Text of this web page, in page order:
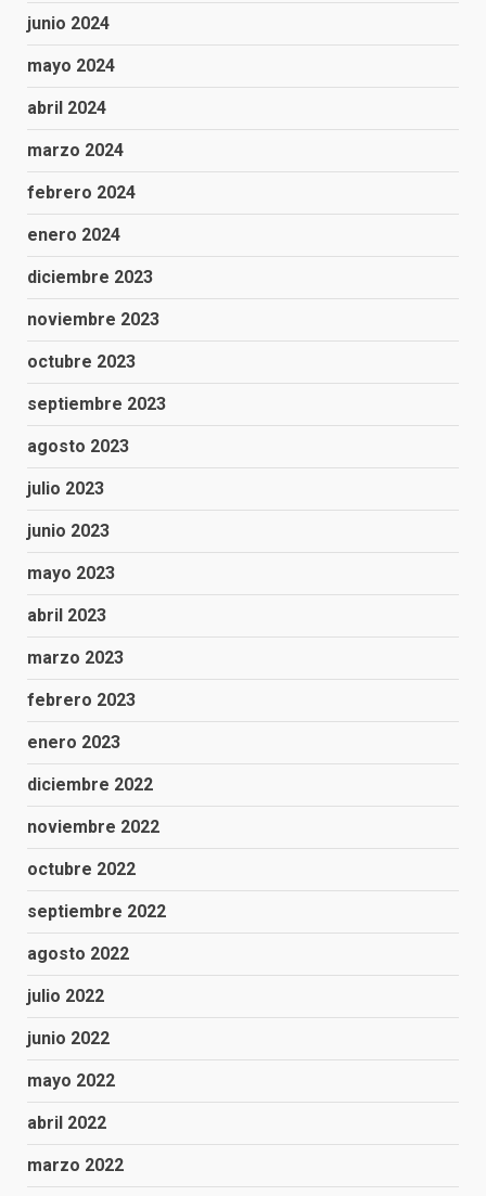
junio 2024
mayo 2024
abril 2024
marzo 2024
febrero 2024
enero 2024
diciembre 2023
noviembre 2023
octubre 2023
septiembre 2023
agosto 2023
julio 2023
junio 2023
mayo 2023
abril 2023
marzo 2023
febrero 2023
enero 2023
diciembre 2022
noviembre 2022
octubre 2022
septiembre 2022
agosto 2022
julio 2022
junio 2022
mayo 2022
abril 2022
marzo 2022